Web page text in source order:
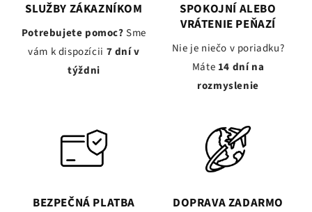
SLUŽBY ZÁKAZNÍKOM
Potrebujete pomoc?Sme
vám k dispozícii 7 dní v
týždni
SPOKOJNÍ ALEBO
VRÁTENIE PEŇAZÍ
Nie je niečo v poriadku?
Máte 14 dní na
rozmyslenie
BEZPEČNÁ PLATBA DOPRAVA ZADARMO